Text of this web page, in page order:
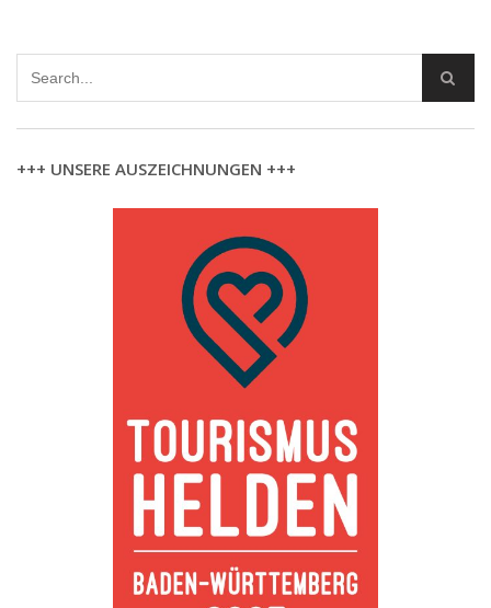
+++ UNSERE AUSZEICHNUNGEN +++